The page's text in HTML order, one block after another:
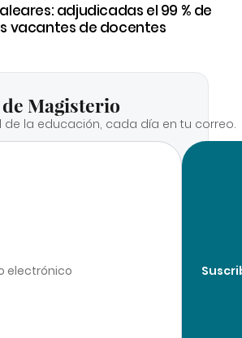
adjudicadas el 99 % de
vacantes de docentes
Magisterio
de la educación, cada día en tu correo.